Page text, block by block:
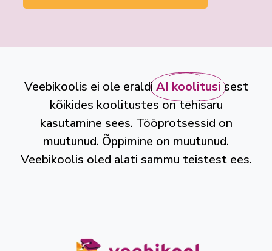
Veebikoolis ei ole eraldiAI koolitusi sest
kõikides koolitustes on tehisaru
kasutamine sees. Tööprotsessid on
muutunud. Õppimine on muutunud.
Veebikoolis oled alati sammu teistest ees.